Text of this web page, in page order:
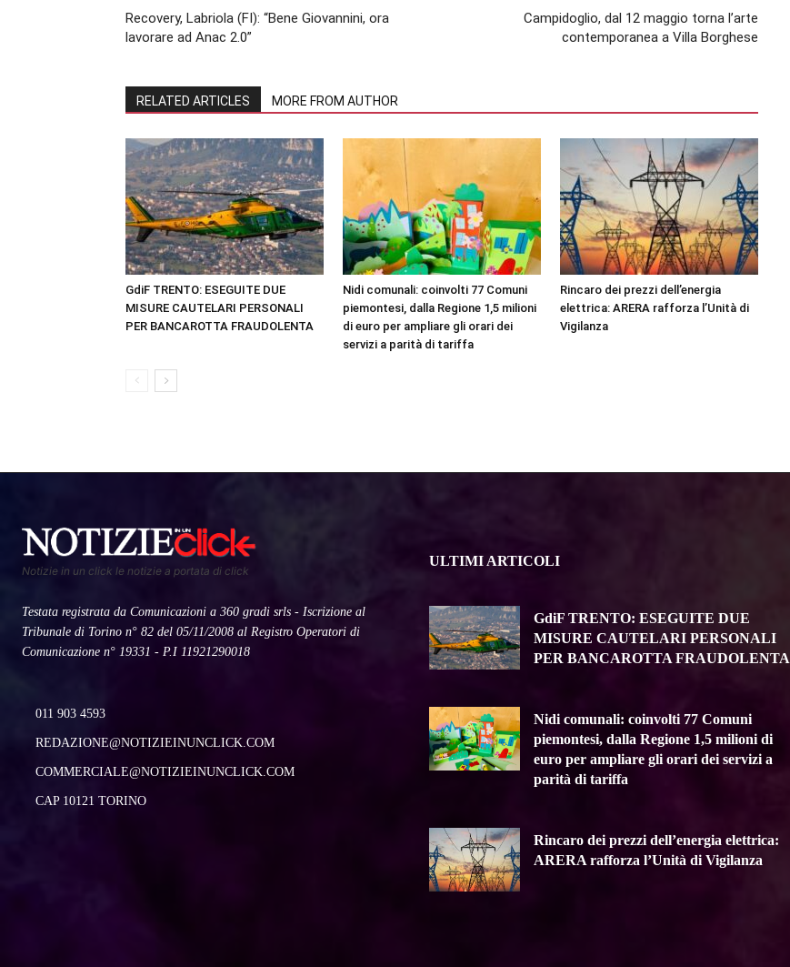
Recovery, Labriola (FI): “Bene Giovannini, ora
lavorare ad Anac 2.0”
Campidoglio, dal 12 maggio torna l’arte
contemporanea a Villa Borghese
RELATED ARTICLES MORE FROM AUTHOR
GdiF TRENTO: ESEGUITE DUE
MISURE CAUTELARI PERSONALI
PER BANCAROTTA FRAUDOLENTA
Nidi comunali: coinvolti 77 Comuni
piemontesi, dalla Regione 1,5 milioni
di euro per ampliare gli orari dei
servizi a parità di tariffa
Rincaro dei prezzi dell’energia
elettrica: ARERA rafforza l’Unità di
Vigilanza
Notizie in un click le notizie a portata di click
Testata registrata da Comunicazioni a 360 gradi srls - Iscrizione al
Tribunale di Torino n° 82 del 05/11/2008 al Registro Operatori di
Comunicazione n° 19331 - P.I 11921290018
011 903 4593
REDAZIONE@NOTIZIEINUNCLICK.COM
COMMERCIALE@NOTIZIEINUNCLICK.COM
CAP 10121 TORINO
ULTIMI ARTICOLI
GdiF TRENTO: ESEGUITE DUE
MISURE CAUTELARI PERSONALI
PER BANCAROTTA FRAUDOLENTA
Nidi comunali: coinvolti 77 Comuni
piemontesi, dalla Regione 1,5 milioni di
euro per ampliare gli orari dei servizi a
parità di tariffa
Rincaro dei prezzi dell’energia elettrica:
ARERA rafforza l’Unità di Vigilanza